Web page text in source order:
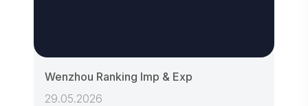
Wenzhou Ranking Imp & Exp
29.05.2026